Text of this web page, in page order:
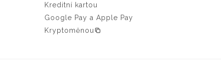
Kreditní kartou
Google Pay a Apple Pay
Kryptoměnou